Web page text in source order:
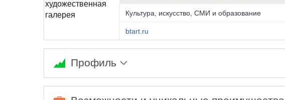
Культура, искусство, СМИ и образование
btart.ru
Профиль